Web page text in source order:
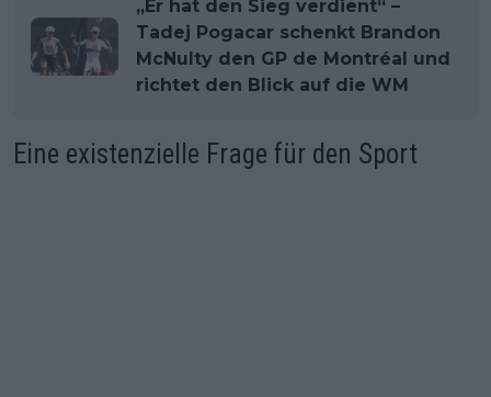
„Er hat den Sieg verdient“ –
Tadej Pogacar schenkt Brandon
McNulty den GP de Montréal und
richtet den Blick auf die WM
Eine existenzielle Frage für den Sport